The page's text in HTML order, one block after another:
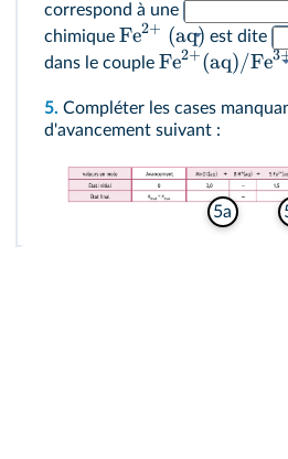
correspond à une
chimique Fe2+ (aq) est dite
dans le couple Fe2+(aq)/Fe3
5. Compléter les cases
d'avancement suivant :
5a